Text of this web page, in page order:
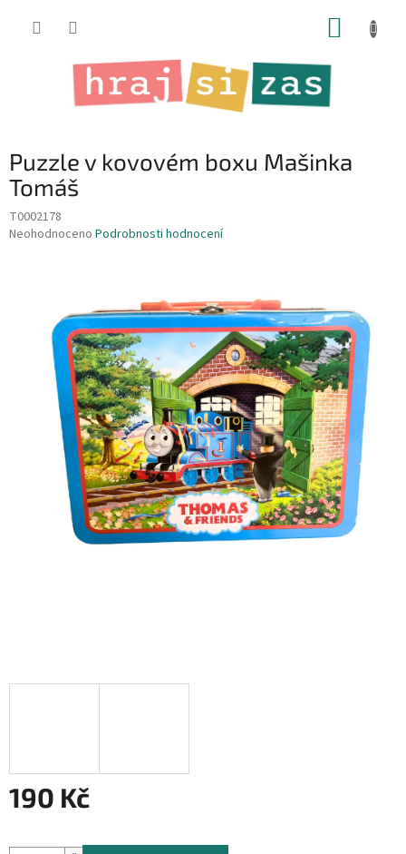
Puzzle v kovovém boxu Mašinka
Tomáš
T0002178
Průměrné
hvězdiček.
Neohodnoceno Podrobnosti hodnocení
190 Kč
cena: